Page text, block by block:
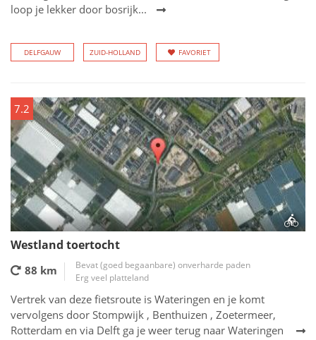
loop je lekker door bosrijk...
DELFGAUW ZUID-HOLLAND FAVORIET
7.2
Westland toertocht
88 km
Bevat (goed begaanbare) onverharde paden
Erg veel platteland
Vertrek van deze fietsroute is Wateringen en je komt
vervolgens door Stompwijk , Benthuizen , Zoetermeer,
Rotterdam en via Delft ga je weer terug naar Wateringen